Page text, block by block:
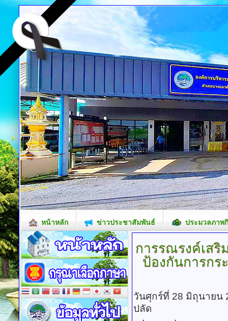
หน้าหลัก ข่าวประชาสัมพันธ์ ประมวลภาพ
การรณรงค์เสริ
ป้องกันการกร
วันศุกร์ที่ 28 มิถุนายน
ปลัด